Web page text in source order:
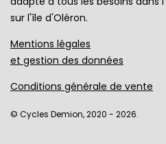
sur l'île d'Oléron.
Mentions légales
et gestion des données
Conditions générale de vente
© Cycles Demion, 2020 - 2026.